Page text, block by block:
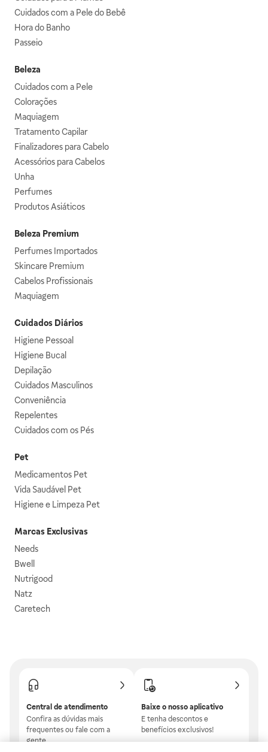
Cuidados com a Pele do Bebê
Hora do Banho
Passeio
Beleza
Cuidados com a Pele
Colorações
Maquiagem
Tratamento Capilar
Finalizadores para Cabelo
Acessórios para Cabelos
Unha
Perfumes
Produtos Asiáticos
Beleza Premium
Perfumes Importados
Skincare Premium
Cabelos Profissionais
Maquiagem
Cuidados Diários
Higiene Pessoal
Higiene Bucal
Depilação
Cuidados Masculinos
Conveniência
Repelentes
Cuidados com os Pés
Pet
Medicamentos Pet
Vida Saudável Pet
Higiene e Limpeza Pet
Marcas Exclusivas
Needs
Bwell
Nutrigood
Natz
Caretech
Central de atendimento
Confira as dúvidas mais
frequentes ou fale com a
gente.
Baixe o nosso aplicativo
E tenha descontos e
benefícios exclusivos!